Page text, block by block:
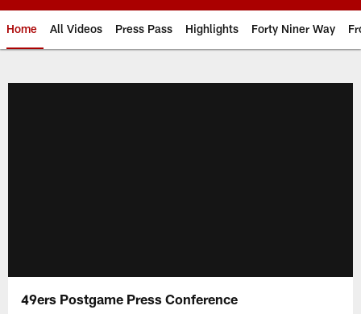
Home All Videos Press Pass Highlights Forty Niner Way
49ers Postgame Press Conference